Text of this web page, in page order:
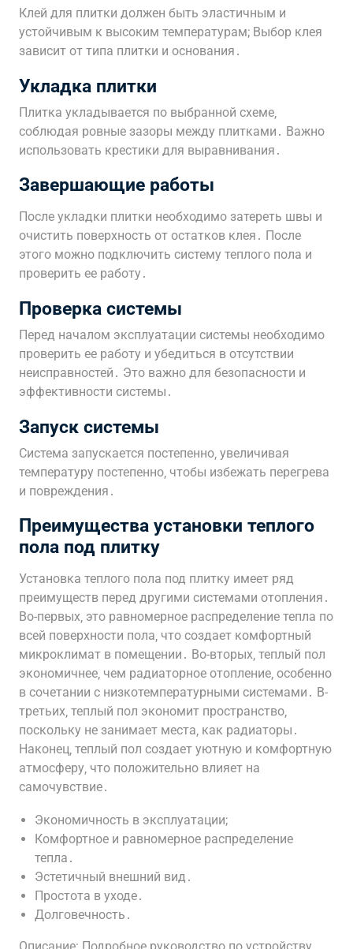
Клей для плитки должен быть эластичным и
устойчивым к высоким температурам; Выбор клея
зависит от типа плитки и основания․
Укладка плитки
Плитка укладывается по выбранной схеме‚
соблюдая ровные зазоры между плитками․ Важно
использовать крестики для выравнивания․
Завершающие работы
После укладки плитки необходимо затереть швы и
очистить поверхность от остатков клея․ После
этого можно подключить систему теплого пола и
проверить ее работу․
Проверка системы
Перед началом эксплуатации системы необходимо
проверить ее работу и убедиться в отсутствии
неисправностей․ Это важно для безопасности и
эффективности системы․
Запуск системы
Система запускается постепенно‚ увеличивая
температуру постепенно‚ чтобы избежать перегрева
и повреждения․
Преимущества установки теплого
пола под плитку
Установка теплого пола под плитку имеет ряд
преимуществ перед другими системами отопления․
Во-первых‚ это равномерное распределение тепла по
всей поверхности пола‚ что создает комфортный
микроклимат в помещении․ Во-вторых‚ теплый пол
экономичнее‚ чем радиаторное отопление‚ особенно
в сочетании с низкотемпературными системами․ В-
третьих‚ теплый пол экономит пространство‚
поскольку не занимает места‚ как радиаторы․
Наконец‚ теплый пол создает уютную и комфортную
атмосферу‚ что положительно влияет на
самочувствие․
Экономичность в эксплуатации;
Комфортное и равномерное распределение
тепла․
Эстетичный внешний вид․
Простота в уходе․
Долговечность․